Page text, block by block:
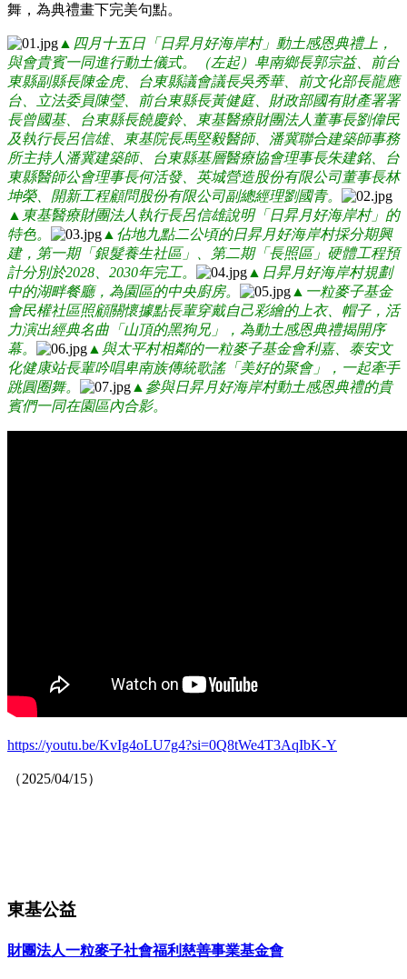
舞，為典禮畫下完美句點。
▲ 四月十五日「日昇月好海岸村」動土感恩典禮上，
與會貴賓一同進行動土儀式。 （左起） 卑南鄉長郭宗益、前台
東縣副縣長陳金虎、台東縣議會議長吳秀華、前文化部長龍應
台、立法委員陳瑩、前台東縣長黃健庭、 財政部國有財產署署
長曾國基、 台東縣長饒慶鈴、
東基醫療財團法人董事長劉偉民
及執行長呂信雄、東基院長馬堅毅醫師、潘冀聯合建築師事務
所主持人潘冀建築師、台東縣基層醫療協會理事長朱建銘、台
東縣醫師公會理事長何活發、英城營造股份有限公司董事長林
坤榮、開新工程顧問股份有限公司副總經理劉國青。
▲ 東基醫療財團法人執行長呂信雄說明「日昇月好海岸村」的
特色。
▲ 佔地九點二公頃的日昇月好海岸村採分期興
建， 第一期「銀髮養生社區」、第二期「長照區」硬體工程預
計分別於2028、 2030年完工。 ▲ 日昇月好海岸村規劃
中的湖畔餐廳，為園區的中央廚房。
▲一粒麥子基金
會民權社區照顧關懷據點長輩穿戴自己彩繪的上衣、帽子，活
力演出經典名曲「山頂的黑狗兄」，為動土感恩典禮揭開序
幕。
▲與太平村相鄰的一粒麥子基金會利嘉、泰安文
化健康站長輩吟唱卑南族傳統歌謠「美好的聚會」，一起牽手
跳圓圈舞。 ▲ 參與日昇月好海岸村動土感恩典禮的貴
賓們一同在園區內合影。
https://youtu.be/KvIg4oLU7g4?si=0Q8tWe4T3AqIbK-Y
（2025/04/15）
東基公益
財團法人一粒麥子社會福利慈善事業基金會